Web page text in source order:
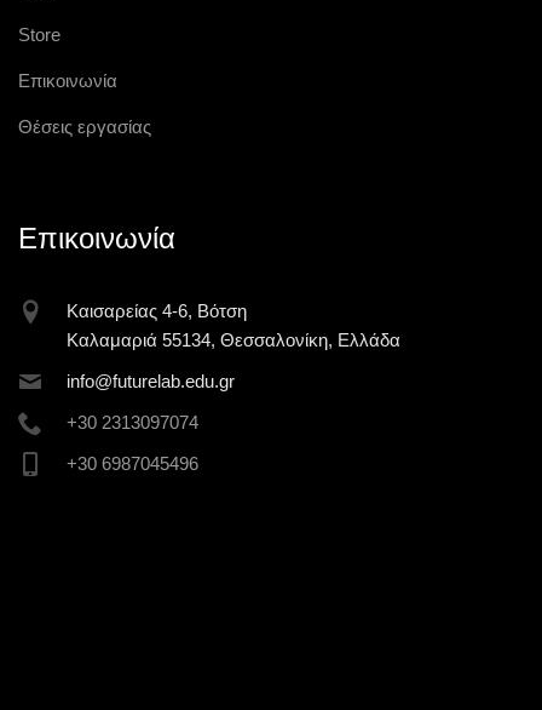
Store
Επικοινωνία
Θέσεις εργασίας
Επικοινωνία
Καισαρείας 4-6, Βότση
Καλαμαριά 55134, Θεσσαλονίκη, Ελλάδα
info@futurelab.edu.gr
+30 2313097074
+30 6987045496